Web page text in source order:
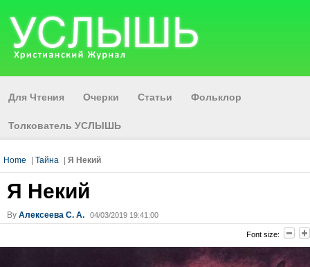
Для Чтения Очерки Статьи Фольклор
Толкователь УСЛЫШЬ
Home Тайна Я Некий
Я Некий
By Алексеева С. А. 04/03/2019 19:41:00
Font size: